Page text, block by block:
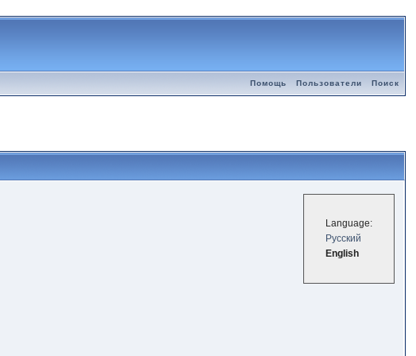
Помощь Пользователи Поиск
Language:
Русский
English